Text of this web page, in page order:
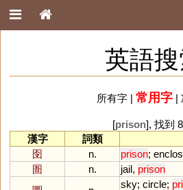
英語
所有字| 常用字|
[prison], 找到
漢字
詞類
囹
n. prison;
圄
n. jail, prison
sky; circle;